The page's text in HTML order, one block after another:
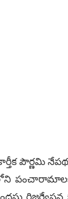
పౌర్ణమి